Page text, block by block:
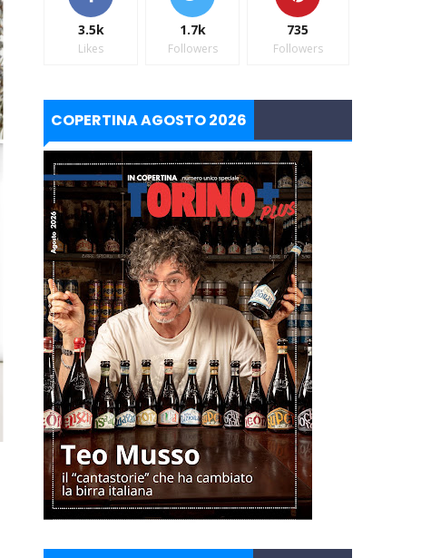
3.5k
Likes
1.7k
Followers
735
Followers
COPERTINA AGOSTO 2026